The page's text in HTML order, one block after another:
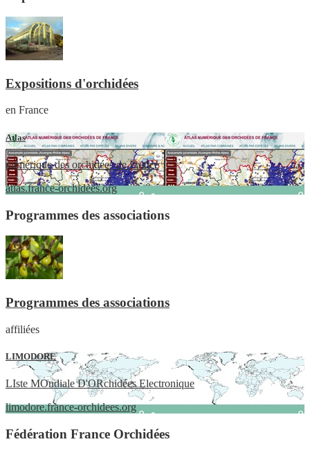
Expositions d'orchidées
en France
Atlas
numérique des orchidées de France
atlas.france-orchidees.org
Programmes des associations
Programmes des associations
affiliées
LIMODORE
LIste MOndiale D'ORchidées Electronique
limodore.france-orchidees.org
Fédération France Orchidées